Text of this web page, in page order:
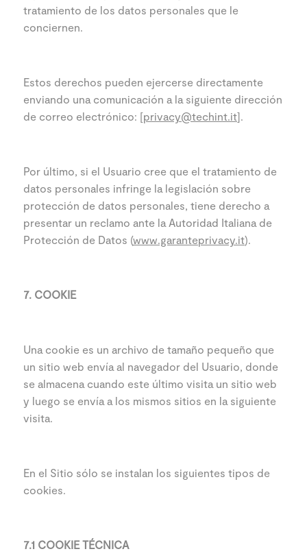
tratamiento de los datos personales que le
conciernen.
Estos derechos pueden ejercerse directamente
enviando una comunicación a la siguiente dirección
de correo electrónico: [privacy@techint.it].
Por último, si el Usuario cree que el tratamiento de
datos personales infringe la legislación sobre
protección de datos personales, tiene derecho a
presentar un reclamo ante la Autoridad Italiana de
Protección de Datos (www.garanteprivacy.it).
7. COOKIE
Una cookie es un archivo de tamaño pequeño que
un sitio web envía al navegador del Usuario, donde
se almacena cuando este último visita un sitio web
y luego se envía a los mismos sitios en la siguiente
visita.
En el Sitio sólo se instalan los siguientes tipos de
cookies.
7.1 COOKIE TÉCNICA